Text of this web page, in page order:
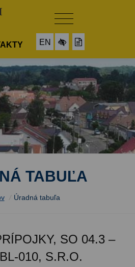
EN
TABUĽA
/ Úradná tabuľa
SO 04.3 –
010, S.R.O.